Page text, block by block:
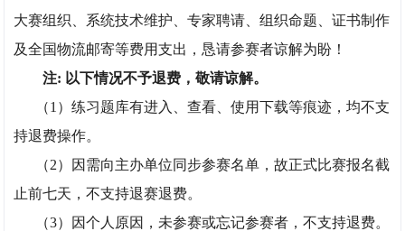
大赛组织、系统技术维护、专家聘请、组织命题、证书制作
及全国物流邮寄等费用支出，恳请参赛者谅解为盼！
注: 以下情况不予退费，敬请谅解。
（1）练习题库有进入、查看、使用下载等痕迹，均不支
持退费操作。
（2）因需向主办单位同步参赛名单，故正式比赛报名截
止前七天，不支持退赛退费。
（3）因个人原因，未参赛或忘记参赛者，不支持退费。